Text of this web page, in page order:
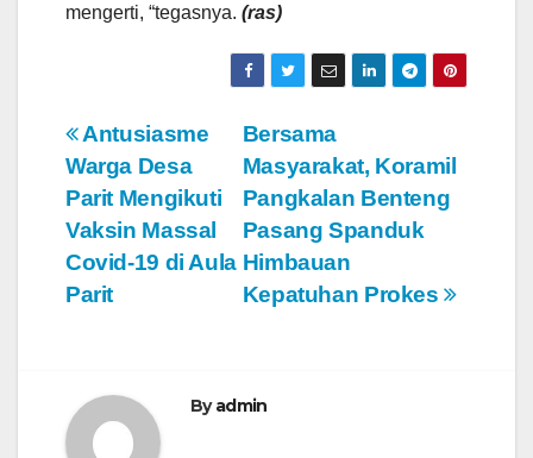
mengerti, “tegasnya. (ras)
N
a
v
i
s
Bersama
Masyarakat, Koramil
Pangkalan Benteng
Pasang Spanduk
Himbauan
Kepatuhan Prokes
Antusiasme
Warga Desa
Parit Mengikuti
Vaksin Massal
Covid-19 di Aula
Parit
Byadmin